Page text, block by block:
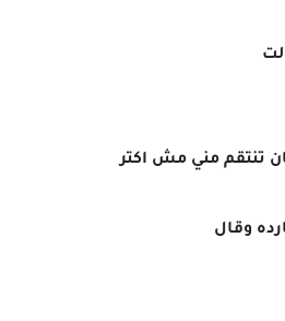
تنتقم مني مش اكتر
وقال